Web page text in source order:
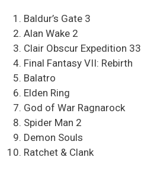
Baldur’s Gate 3
Alan Wake 2
Clair Obscur Expedition 33
Final Fantasy VII: Rebirth
Balatro
Elden Ring
God of War Ragnarock
Spider Man 2
Demon Souls
Ratchet & Clank